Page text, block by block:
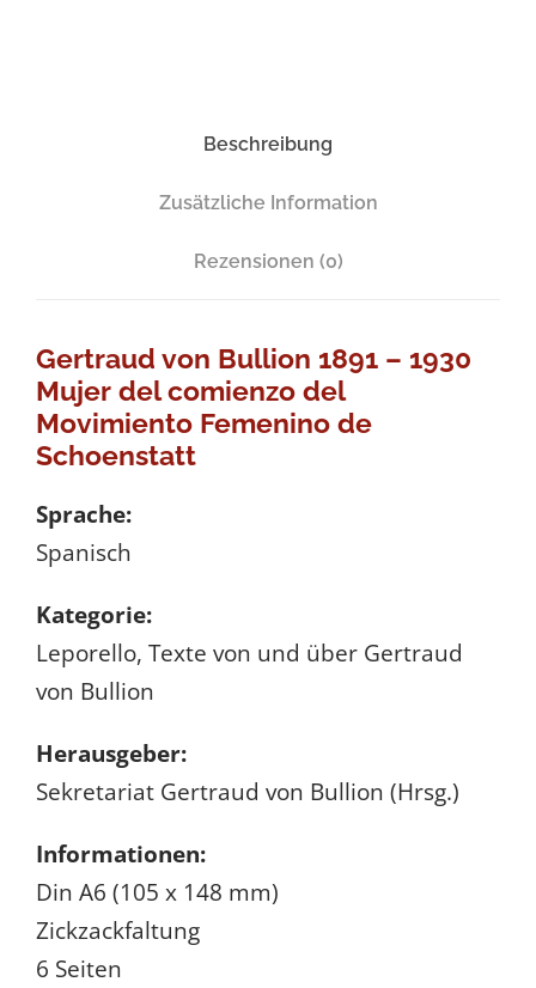
l
l
i
o
n
·
u
j
e
d
e
l
c
o
m
Beschreibung
Zusätzliche Information
Rezensionen (0)
Gertraud von Bullion 1891 – 1930
Mujer del comienzo del
Movimiento Femenino de
Schoenstatt
Sprache:
Spanisch
Kategorie:
Leporello, Texte von und über Gertraud
von Bullion
Herausgeber:
Sekretariat Gertraud von Bullion (Hrsg.)
Informationen:
Din A6 (105 x 148 mm)
Zickzackfaltung
6 Seiten